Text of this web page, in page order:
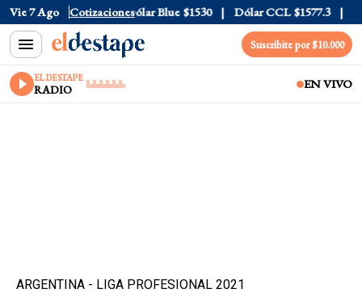
Vie 7 Ago Cotizaciones
Tarjeta $1976 Dólar Blue $1530 Dólar CCL $1577.3 Euro
Suscribite por $10.000
EL DESTAPE
RADIO EN VIVO
ARGENTINA - LIGA PROFESIONAL 2021